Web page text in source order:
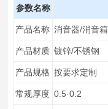
参数名称
产品名称 消音器/消音箱
产品材质 镀锌/不锈钢
产品规格 按要求定制
常规厚度 0.5·0.2